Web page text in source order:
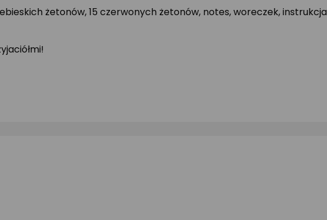
żetonów, 15 czerwonych żetonów, notes, woreczek, instrukcja